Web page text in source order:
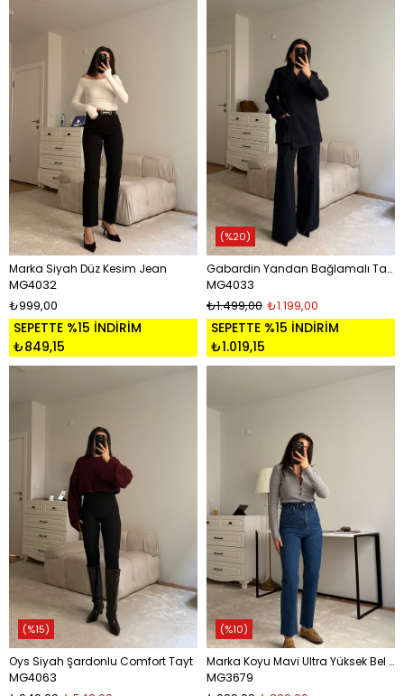
Marka Siyah Düz Kesim Jean
MG4032
₺999,00
SEPETTE %15 İNDİRİM
₺849,15
Gabardin Yandan Bağlamalı Takım
MG4033
₺1.199,00
₺1.499,00
SEPETTE %15 İNDİRİM
₺1.019,15
%20
Oys Siyah Şardonlu Comfort Tayt
MG4063
%15
Marka Koyu Mavi Ultra Yüksek Bel Straight Jean
MG3679
%10